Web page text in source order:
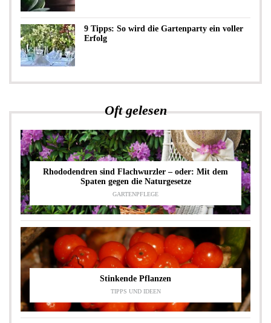
9 Tipps: So wird die Gartenparty ein voller
Erfolg
Oft gelesen
Rhododendren sind Flachwurzler – oder: Mit dem
Spaten gegen die Naturgesetze
GARTENPFLEGE
Stinkende Pflanzen
TIPPS UND IDEEN